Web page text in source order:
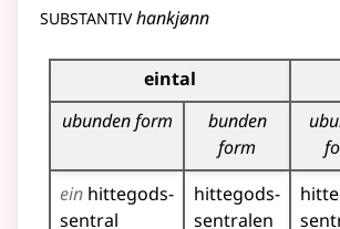
substantivhankjønn
Bøyningstabell for dette
eintal
ubunden form
bunden
form
ein hittegods­
sentral
hittegods­
sentralen